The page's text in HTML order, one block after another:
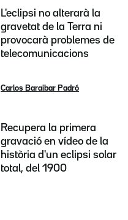
L'eclipsi no alterarà la
gravetat de la Terra ni
provocarà problemes de
telecomunicacions
Carlos Baraibar Padró
Recupera la primera
gravació en vídeo de la
història d'un eclipsi solar
total, del 1900